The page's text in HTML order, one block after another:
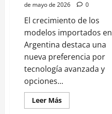
de mayo de 2026
0
El crecimiento de los
modelos importados en
Argentina destaca una
nueva preferencia por
tecnología avanzada y
opciones...
Leer MásLeer
más